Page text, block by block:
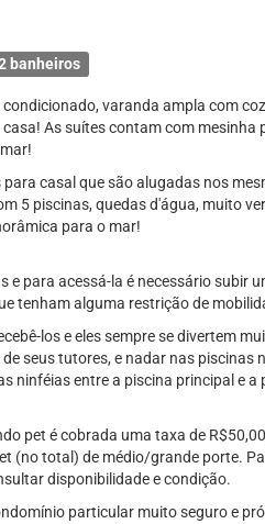
banheiros
varanda ampla com
As suítes contam com mesinha
casal que são alugadas nos
5 piscinas, quedas d'água, muito
para o mar!
e para acessá-la é necessário subir
tenham alguma restrição de
los e eles sempre se divertem
seus tutores, e nadar nas piscinas
ninféias entre a piscina principal e a
pet é cobrada uma taxa de
(no total) de médio/grande porte.
disponibilidade e condição.
particular muito seguro e